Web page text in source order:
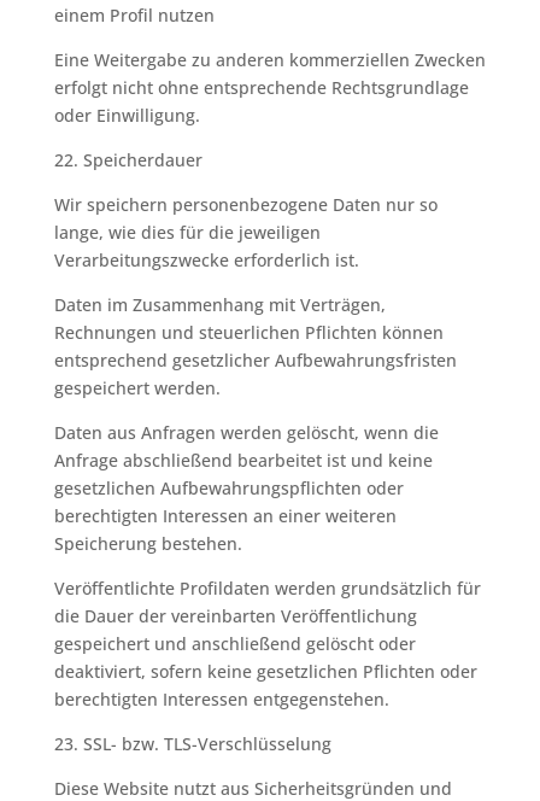
einem Profil nutzen
Eine Weitergabe zu anderen kommerziellen Zwecken
erfolgt nicht ohne entsprechende Rechtsgrundlage
oder Einwilligung.
22. Speicherdauer
Wir speichern personenbezogene Daten nur so
lange, wie dies für die jeweiligen
Verarbeitungszwecke erforderlich ist.
Daten im Zusammenhang mit Verträgen,
Rechnungen und steuerlichen Pflichten können
entsprechend gesetzlicher Aufbewahrungsfristen
gespeichert werden.
Daten aus Anfragen werden gelöscht, wenn die
Anfrage abschließend bearbeitet ist und keine
gesetzlichen Aufbewahrungspflichten oder
berechtigten Interessen an einer weiteren
Speicherung bestehen.
Veröffentlichte Profildaten werden grundsätzlich für
die Dauer der vereinbarten Veröffentlichung
gespeichert und anschließend gelöscht oder
deaktiviert, sofern keine gesetzlichen Pflichten oder
berechtigten Interessen entgegenstehen.
23. SSL- bzw. TLS-Verschlüsselung
Diese Website nutzt aus Sicherheitsgründen und